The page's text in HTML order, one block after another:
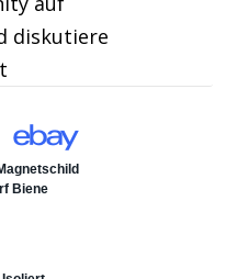
diskutiere